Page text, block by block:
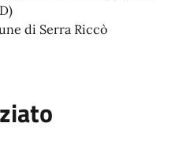
di Serra Riccò